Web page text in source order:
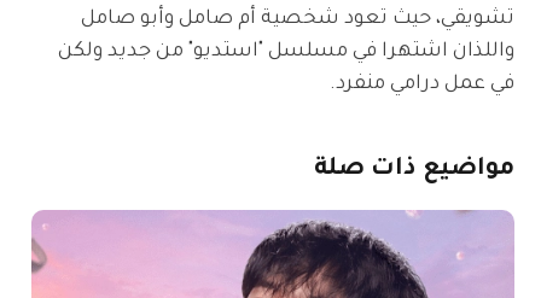
تشويقي، حيث تعود شخصية أم صامل وأبو صامل
واللذان اشتهرا في مسلسل "استديو" من جديد ولكن
في عمل درامي منفرد.
مواضيع ذات صلة